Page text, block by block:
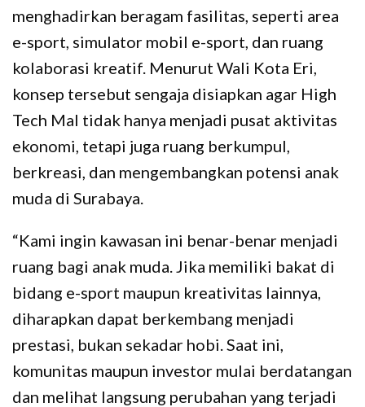
menghadirkan beragam fasilitas, seperti area
e-sport, simulator mobil e-sport, dan ruang
kolaborasi kreatif. Menurut Wali Kota Eri,
konsep tersebut sengaja disiapkan agar High
Tech Mal tidak hanya menjadi pusat aktivitas
ekonomi, tetapi juga ruang berkumpul,
berkreasi, dan mengembangkan potensi anak
muda di Surabaya.
“Kami ingin kawasan ini benar-benar menjadi
ruang bagi anak muda. Jika memiliki bakat di
bidang e-sport maupun kreativitas lainnya,
diharapkan dapat berkembang menjadi
prestasi, bukan sekadar hobi. Saat ini,
komunitas maupun investor mulai berdatangan
dan melihat langsung perubahan yang terjadi